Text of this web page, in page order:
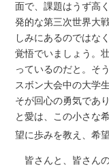
面で、課題はうず高
発的な第三次世界大
しみにあるのではな
覚悟でいましょう。
っているのだと。そ
スボン大会中の大学
そが回心の勇気であ
と愛は、この小さな
望に歩みを教え、希
皆さんと、皆さん